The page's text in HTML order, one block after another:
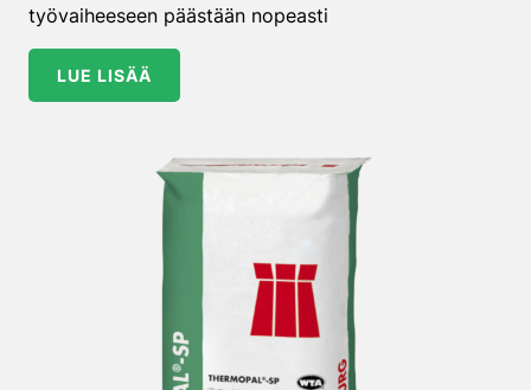
työvaiheeseen päästään nopeasti
LUE LISÄÄ